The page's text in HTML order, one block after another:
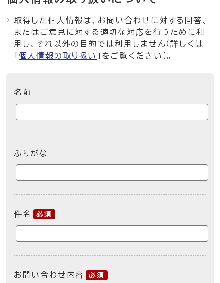
取得した個人情報は、お問い合わせに対する回答、
またはご意見に対する適切な対応を行うために利
用し、それ以外の目的では利用しません（詳しくは
個人情報の取り扱い 」をご覧ください）。
名前
ふりがな
件名 必須
お問い合わせ内容 必須